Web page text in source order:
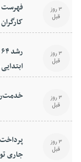
فهرست
3 روز
قبل
3 روز
قبل
3 روز
قبل
جاری
3 روز
قبل